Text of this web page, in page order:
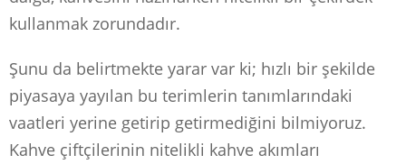
kullanmak zorundadır.
Şunu da belirtmekte yarar var ki; hızlı bir şekilde
piyasaya yayılan bu terimlerin tanımlarındaki
vaatleri yerine getirip getirmediğini bilmiyoruz.
Kahve çiftçilerinin nitelikli kahve akımları